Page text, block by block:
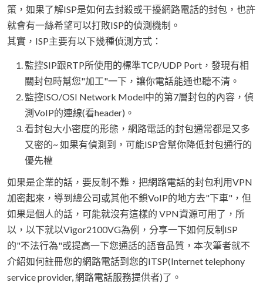
策，如果了解ISP是如何去封殺或干擾網路電話的封包，也許
就會有一絲希望可以打敗ISP的偵測機制。
其實，ISP主要有以下幾種偵測方式：
監控SIP跟RTP所使用的標準TCP/UDP Port，發現有相
關封包時幫您"加工"一下，讓你電話能通也聽不清。
監控ISO/OSI Network Model中的第7層封包的內容，偵
測VoIP的連線(看header)。
看封包大小密度的形態，網路電話的封包通常都是又多
又密的~ 如果有偵測到，可能ISP會幫你降低封包通行的
優先權
如果是企業的話，要反制不難，把網路電話的封包利用VPN
加密起來，導到總公司或其他不鎖VoIP的地方去"下車"，但
如果是個人的話，可能就沒有這樣的 VPN資源可用了，所
以，以下就以Vigor2100VG為例，分享一下如何反制ISP
的"不法行為"或提高一下您通話的語音品質，本次筆者就不
介紹如何註冊您的網路電話到您的ITSP(Internet telephony
service provider, 網路電話服務提供者)了。